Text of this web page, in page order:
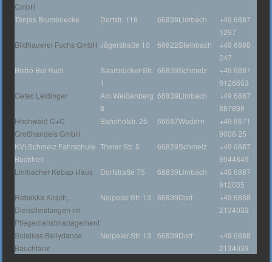
GmbH
Tanjas Blumenecke Dorfstr. 118 66839Limbach
+49 6887
1297
Bildhauerei Fuchs GmbH Jägerstraße 10 66822Steinbach
+49 6888
247
Bistro Bei Rudi
Saarbrücker Str.
1
66839Schmelz
+49 6887
9126603
Getec Leidinger
Am Weißenberg
8
66839Limbach
+49 6887
887898
Hochwald C+C
Großhandels GmbH
Bahnhofstr. 25 66687Wadern
+49 6871
9006 25
KVI Schmelz Fahrschule
Buchheit
Trierer Str. 5 66839Schmelz
+49 6887
8944849
Limbacher Kebap Haus
Dorfstraße 75 66839Limbach
+49 6887
912035
Rebekka Kirsch,
Dienstleistungen im
Pflegedienstmanagement
Neipeler Str. 13 66839Dorf
+49 6888
2134033
Sulaikas Bellydance
Bauchtanz
Neipeler Str. 13 66839Dorf
+49 6888
2134033